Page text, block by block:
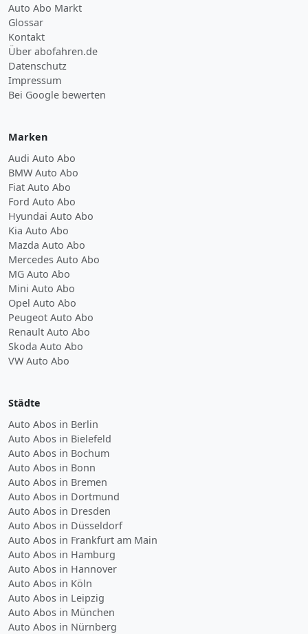
Auto Abo Markt
Glossar
Kontakt
Über abofahren.de
Datenschutz
Impressum
Bei Google bewerten
Marken
Audi Auto Abo
BMW Auto Abo
Fiat Auto Abo
Ford Auto Abo
Hyundai Auto Abo
Kia Auto Abo
Mazda Auto Abo
Mercedes Auto Abo
MG Auto Abo
Mini Auto Abo
Opel Auto Abo
Peugeot Auto Abo
Renault Auto Abo
Skoda Auto Abo
VW Auto Abo
Städte
Auto Abos in Berlin
Auto Abos in Bielefeld
Auto Abos in Bochum
Auto Abos in Bonn
Auto Abos in Bremen
Auto Abos in Dortmund
Auto Abos in Dresden
Auto Abos in Düsseldorf
Auto Abos in Frankfurt am Main
Auto Abos in Hamburg
Auto Abos in Hannover
Auto Abos in Köln
Auto Abos in Leipzig
Auto Abos in München
Auto Abos in Nürnberg